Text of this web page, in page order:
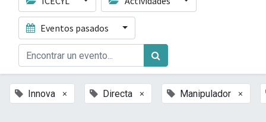
Eventos pasados
Innova × Directa × Manipulador ×